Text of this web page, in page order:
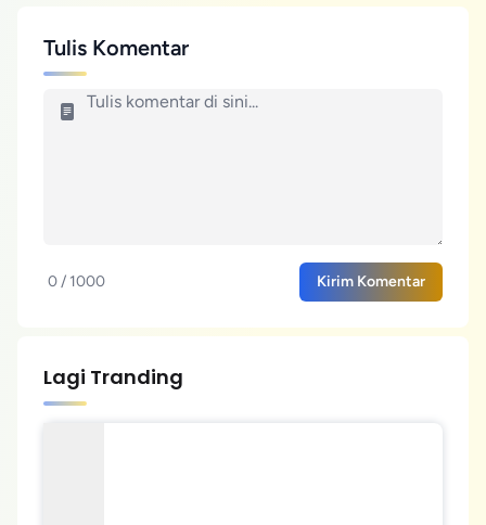
Tulis Komentar
0 / 1000 Kirim Komentar
Lagi Tranding